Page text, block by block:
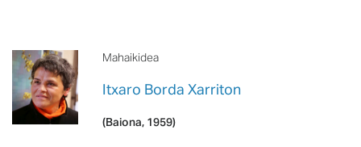
Mahaikidea
Itxaro Borda Xarriton
(Baiona, 1959)